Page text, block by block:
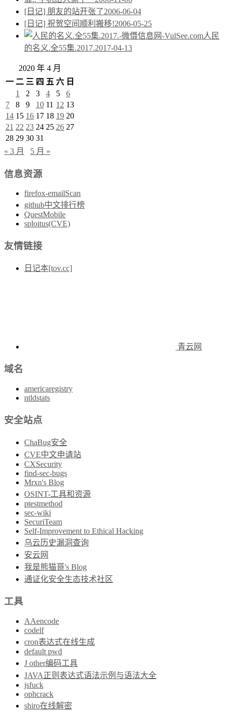
[日记] 朋友的站开张了2006-06-04
[日记] 祝贺空间顺利搬移!2006-05-25
人民
的名义.全55集.2017.2017-04-13
2020 年 4 月
一 二 三 四 五 六 日
1
2 3 4 5
6
7
8 9 10 11 12 13
14 15 16 17 18 19 20
21 22 23 24 25 26 27
28 29 30 31
« 3 月
5 月 »
信息资源
firefox-emailScan
github中文排行榜
QuestMobile
sploitus(CVE)
友情链接
日记本[tov.cc]
青云网
域名
americaregistry
ntldstats
安全站点
ChaBug安全
CVE中文申请站
CXSecurity
find-sec-bugs
Mrxn's Blog
OSINT-工具和资源
ptestmethod
sec-wiki
SecuriTeam
Self-Improvement to Ethical Hacking
乌云历史漏洞查询
安云网
我是熊猫哥's Blog
通证化安全生态技术社区
工具
AAencode
codelf
cron表达式在线生成
default pwd
J other编码工具
JAVA正则表达式语法示例与语法大全
jsfuck
ophcrack
shiro在线解密